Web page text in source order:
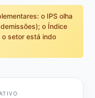
o IPS olha
o Índice
o setor está indo